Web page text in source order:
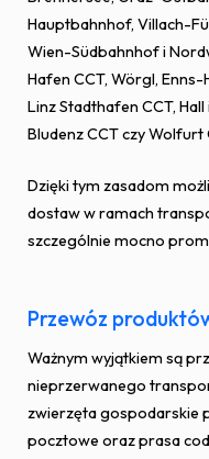
Hauptbahnhof, Villach-
Wien-Südbahnhof i
Hafen CCT, Wörgl, Enns-
Linz Stadthafen CCT, Hall
Bludenz CCT czy Wolfurt
Dzięki tym zasadom
dostaw w ramach
szczególnie mocno
Przewóz
Ważnym wyjątkiem są
nieprzerwanego
zwierzęta gospodarskie
pocztowe oraz prasa